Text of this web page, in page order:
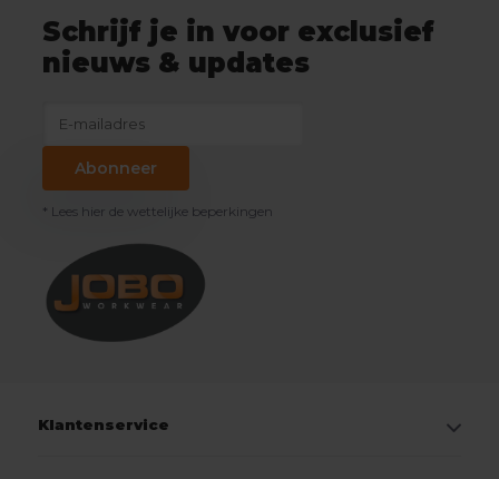
Schrijf je in voor exclusief
nieuws & updates
Abonneer
* Lees hier de wettelijke beperkingen
Klantenservice